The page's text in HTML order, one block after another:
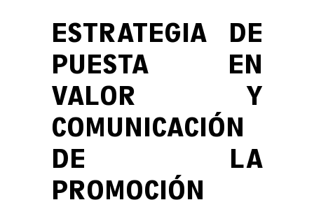
ESTRATEGIA DE
PUESTA EN
VALOR Y
COMUNICACIÓN
DE LA
PROMOCIÓN